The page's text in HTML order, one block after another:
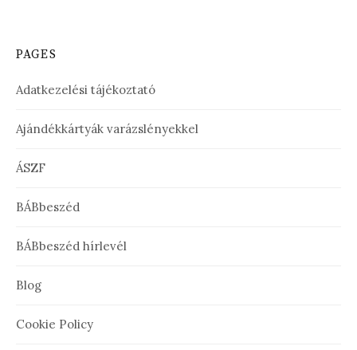
PAGES
Adatkezelési tájékoztató
Ajándékkártyák varázslényekkel
ÁSZF
BÁBbeszéd
BÁBbeszéd hírlevél
Blog
Cookie Policy